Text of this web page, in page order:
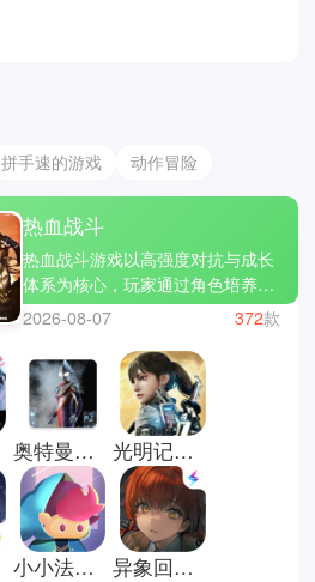
拼手速的游戏 动作冒险
热血战斗
热血战斗游戏以高强度对抗与成长
体系为核心，玩家通过角色培养、
技能组合与战斗操作不断提升实
力，在多样化战场中完成挑战。游
戏通常融合连招系统、装备强化、
关卡推进与竞技对战，强调节奏感
与爆发式战斗体验。火影忍者手
游、王者荣耀、崩坏3，涵盖了格
斗竞技、团队对抗与剧情战斗等多
种玩法类型。玩家可以通过不断练
习操作、优化阵容与提升角色战
力，在对战中释放技能连击，体验
强对抗与高节奏的战斗乐趣。
2026-08-07 372款
奥特曼格斗进化重生直装版 光明记忆无限手游
小小法师小游戏 异象回声官方版